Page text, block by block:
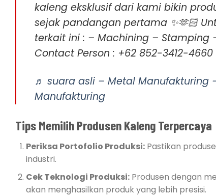
kaleng eksklusif dari kami bikin
sejak pandangan pertama ✨🫶🏻
terkait ini : – Machining – Stamping
Contact Person : +62 852-3412-4660
♬ suara asli – Metal Manufakturing
Manufakturing
Tips Memilih Produsen Kaleng Terpercaya
Periksa Portofolio Produksi:Pastikan
industri.
Cek Teknologi Produksi:Produsen dengan
akan menghasilkan produk yang lebih presisi.